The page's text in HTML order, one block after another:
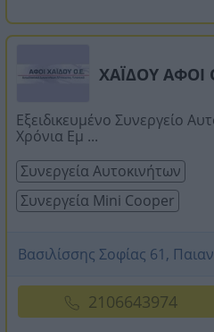
ΧΑΪΔΟΥ ΑΦΟΙ
Εξειδικευμένο Συνεργείο
Χρόνια Εμ ...
Συνεργεία Αυτοκινήτων
Συνεργεία Mini Cooper
Βασιλίσσης Σοφίας 61,
2106643974